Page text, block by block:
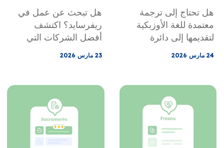
هل تحتاج إلى ترجمة
معتمدة للغة الأوزبكية
لتقديمها إلى دائرة
الصوتية وتأخيرات
المستندات بالاستعانة
بتوجيهات الخبراء.
24 مارس 2026
هل تبحث عن عمل في
ريفرسايد؟ اكتشف
أفضل الشركات التي
والوظائف المتاحة
أوراق اعتمادك بسرعة.
23 مارس 2026